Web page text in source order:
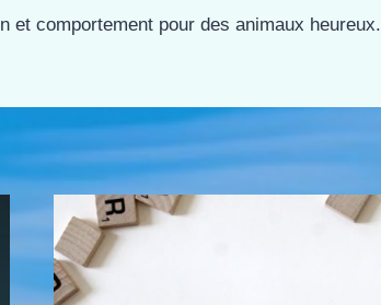
et comportement pour des animaux heureux.